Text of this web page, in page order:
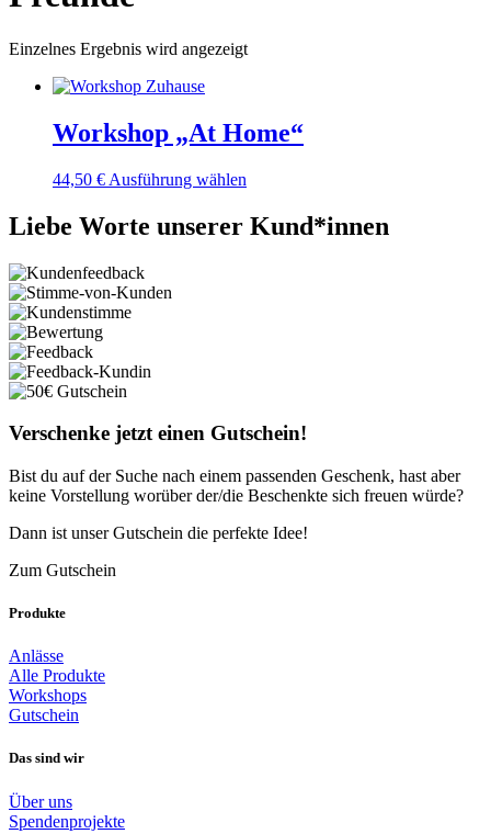
Einzelnes Ergebnis wird angezeigt
Workshop „At Home“
44,50 € Ausführung wählen
Liebe Worte unserer Kund*innen
Verschenke jetzt einen Gutschein!
Bist du auf der Suche nach einem passenden Geschenk, hast aber
keine Vorstellung worüber der/die Beschenkte sich freuen würde?
Dann ist unser Gutschein die perfekte Idee!
Zum Gutschein
Produkte
Anlässe
Alle Produkte
Workshops
Gutschein
Das sind wir
Über uns
Spendenprojekte